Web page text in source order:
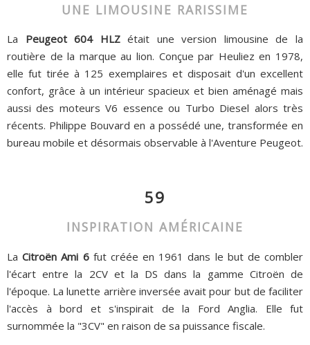
UNE LIMOUSINE RARISSIME
La Peugeot 604 HLZétait une version limousine de la
routière de la marque au lion. Conçue par Heuliez en 1978,
elle fut tirée à 125 exemplaires et disposait d'un excellent
confort, grâce à un intérieur spacieux et bien aménagé mais
aussi des moteurs V6 essence ou Turbo Diesel alors très
récents. Philippe Bouvard en a possédé une, transformée en
bureau mobile et désormais observable à l'Aventure Peugeot.
59
INSPIRATION AMÉRICAINE
LaCitroën Ami 6fut créée en 1961 dans le but de combler
l'écart entre la 2CV et la DS dans la gamme Citroën de
l'époque. La lunette arrière inversée avait pour but de faciliter
l'accès à bord et s'inspirait de la Ford Anglia. Elle fut
surnommée la "3CV" en raison de sa puissance fiscale.